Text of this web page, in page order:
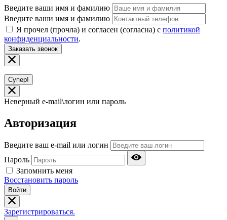
Введите ваши имя и фамилию
Введите ваши имя и фамилию
Я прочел (прочла) и согласен (согласна) с политикой
конфиденциальности.
Заказать звонок
Супер!
Неверный e-mail\логин или пароль
Авторизация
Введите ваш e-mail или логин
Пароль
Запомнить меня
Восстановить пароль
Войти
Зарегистрироваться.